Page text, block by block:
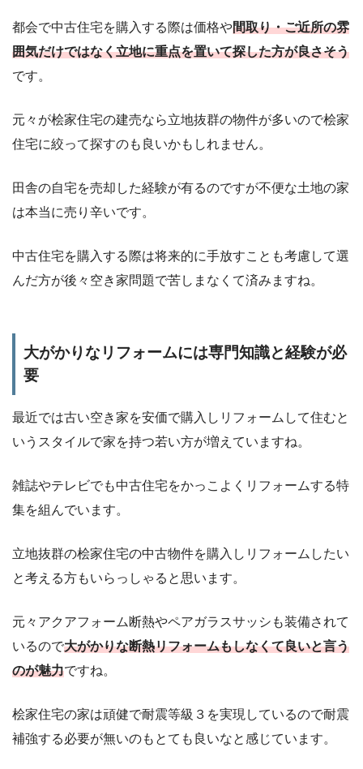
都会で中古住宅を購入する際は価格や間取り・ご近所の雰
囲気だけではなく立地に重点を置いて探した方が良さそう
です。
元々が桧家住宅の建売なら立地抜群の物件が多いので桧家
住宅に絞って探すのも良いかもしれません。
田舎の自宅を売却した経験が有るのですが不便な土地の家
は本当に売り辛いです。
中古住宅を購入する際は将来的に手放すことも考慮して選
んだ方が後々空き家問題で苦しまなくて済みますね。
大がかりなリフォームには専門知識と経験が必
要
最近では古い空き家を安価で購入しリフォームして住むと
いうスタイルで家を持つ若い方が増えていますね。
雑誌やテレビでも中古住宅をかっこよくリフォームする特
集を組んでいます。
立地抜群の桧家住宅の中古物件を購入しリフォームしたい
と考える方もいらっしゃると思います。
元々アクアフォーム断熱やペアガラスサッシも装備されて
いるので大がかりな断熱リフォームもしなくて良いと言う
のが魅力ですね。
桧家住宅の家は頑健で耐震等級３を実現しているので耐震
補強する必要が無いのもとても良いなと感じています。